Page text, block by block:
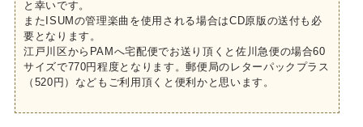
と幸いです。
またISUMの管理楽曲を使用される場合はCD原版の送付も必
要となります。
江戸川区からPAMへ宅配便でお送り頂くと佐川急便の場合60
サイズで770円程度となります。郵便局のレターパックプラス
（520円）などもご利用頂くと便利かと思います。